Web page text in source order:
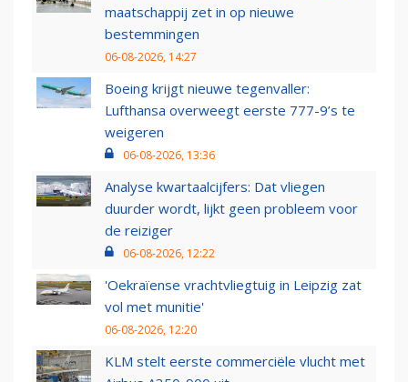
maatschappij zet in op nieuwe
bestemmingen
06-08-2026, 14:27
Boeing krijgt nieuwe tegenvaller:
Lufthansa overweegt eerste 777-9’s te
weigeren
06-08-2026, 13:36
Analyse kwartaalcijfers: Dat vliegen
duurder wordt, lijkt geen probleem voor
de reiziger
06-08-2026, 12:22
'Oekraïense vrachtvliegtuig in Leipzig zat
vol met munitie'
06-08-2026, 12:20
KLM stelt eerste commerciële vlucht met